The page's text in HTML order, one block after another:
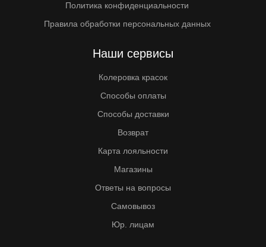
Политика конфиденциальности
Правила обработки персональных данных
Наши сервисы
Колеровка красок
Способы оплаты
Способы доставки
Возврат
Карта лояльности
Магазины
Ответы на вопросы
Самовывоз
Юр. лицам